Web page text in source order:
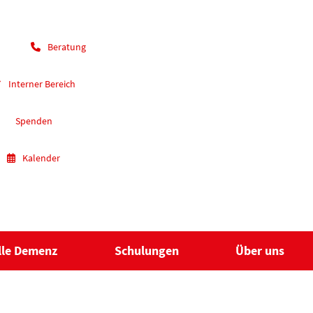
Beratung
Interner Bereich
Spenden
Kalender
Demenz Schulungen Über uns